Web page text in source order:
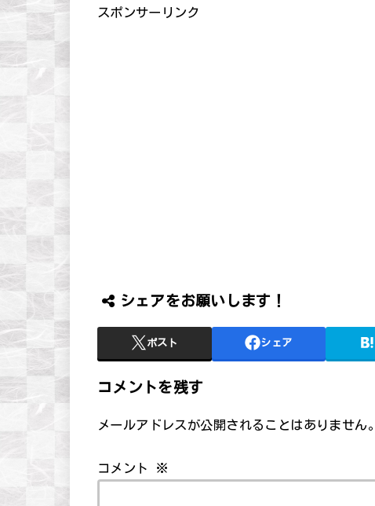
スポンサーリンク
シェアをお願いします！
ポスト シェア
コメントを残す
メールアドレスが公開されることはありません。
コメント ※